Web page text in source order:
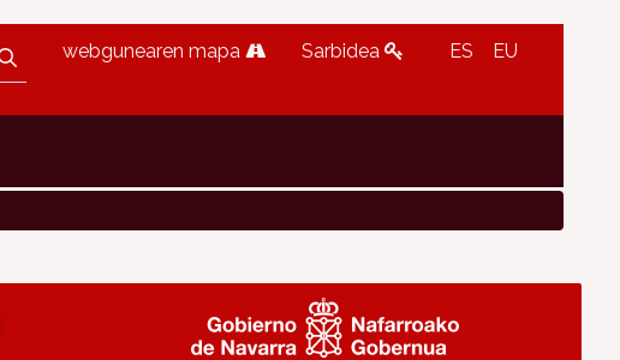
webgunearen mapa Sarbidea ES EU